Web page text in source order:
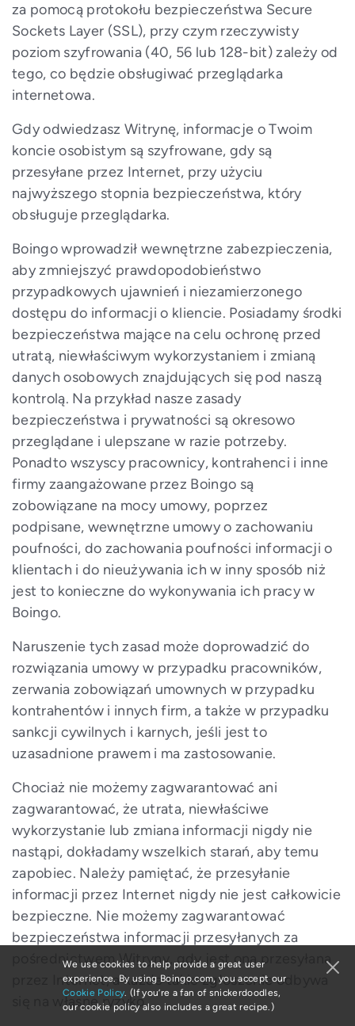
za pomocą protokołu bezpieczeństwa Secure
Sockets Layer (SSL), przy czym rzeczywisty
poziom szyfrowania (40, 56 lub 128-bit) zależy od
tego, co będzie obsługiwać przeglądarka
internetowa.
Gdy odwiedzasz Witrynę, informacje o Twoim
koncie osobistym są szyfrowane, gdy są
przesyłane przez Internet, przy użyciu
najwyższego stopnia bezpieczeństwa, który
obsługuje przeglądarka.
Boingo wprowadził wewnętrzne zabezpieczenia,
aby zmniejszyć prawdopodobieństwo
przypadkowych ujawnień i niezamierzonego
dostępu do informacji o kliencie. Posiadamy środki
bezpieczeństwa mające na celu ochronę przed
utratą, niewłaściwym wykorzystaniem i zmianą
danych osobowych znajdujących się pod naszą
kontrolą. Na przykład nasze zasady
bezpieczeństwa i prywatności są okresowo
przeglądane i ulepszane w razie potrzeby.
Ponadto wszyscy pracownicy, kontrahenci i inne
firmy zaangażowane przez Boingo są
zobowiązane na mocy umowy, poprzez
podpisane, wewnętrzne umowy o zachowaniu
poufności, do zachowania poufności informacji o
klientach i do nieużywania ich w inny sposób niż
jest to konieczne do wykonywania ich pracy w
Boingo.
Naruszenie tych zasad może doprowadzić do
rozwiązania umowy w przypadku pracowników,
zerwania zobowiązań umownych w przypadku
kontrahentów i innych firm, a także w przypadku
sankcji cywilnych i karnych, jeśli jest to
uzasadnione prawem i ma zastosowanie.
Chociaż nie możemy zagwarantować ani
zagwarantować, że utrata, niewłaściwe
wykorzystanie lub zmiana informacji nigdy nie
nastąpi, dokładamy wszelkich starań, aby temu
zapobiec. Należy pamiętać, że przesyłanie
informacji przez Internet nigdy nie jest całkowicie
bezpieczne. Nie możemy zagwarantować
bezpieczeństwa informacji przesyłanych za
pośrednictwem Witryny, gdy jest ona przesyłana
przez Internet, a każde takie zgłoszenie odbywa
się na własne ryzyko.
We use cookies to help provide a great user
experience. By using Boingo.com, you accept our
Cookie Policy. (If you’re a fan of snickerdoodles,
our cookie policy also includes a great recipe.)